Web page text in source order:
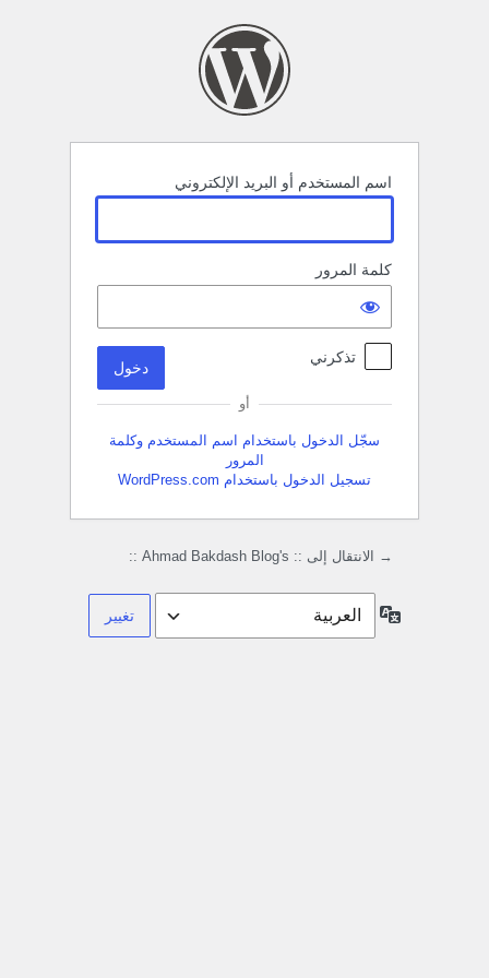
اسم المستخدم أو البريد الإلكتروني
كلمة المرور
تذكرني
أو
سجّل الدخول باستخدام اسم المستخدم وكلمة
المرور
تسجيل الدخول باستخدام WordPress.com
→ الانتقال إلى :: Ahmad Bakdash Blog's ::
اللغة